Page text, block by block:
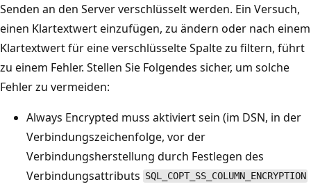
Senden an den Server verschlüsselt werden. Ein Versuch,
einen Klartextwert einzufügen, zu ändern oder nach einem
Klartextwert für eine verschlüsselte Spalte zu filtern, führt
zu einem Fehler. Stellen Sie Folgendes sicher, um solche
Fehler zu vermeiden:
Always Encrypted muss aktiviert sein (im DSN, in der
Verbindungszeichenfolge, vor der
Verbindungsherstellung durch Festlegen des
Verbindungsattributs SQL_COPT_SS_COLUMN_ENCRYPTION